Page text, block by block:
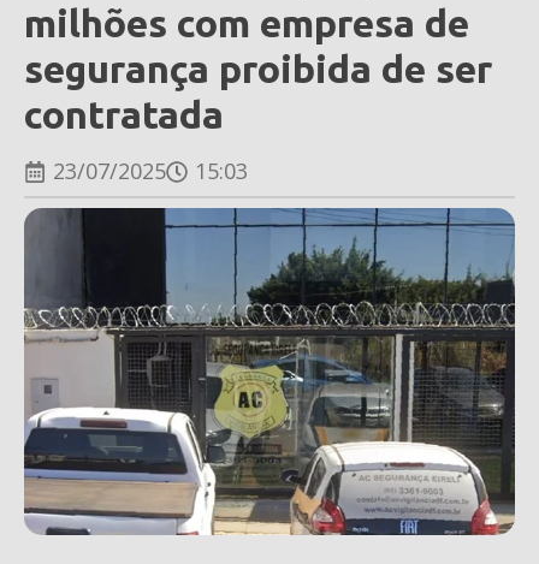
milhões com empresa de
segurança proibida de ser
contratada
23/07/2025 15:03